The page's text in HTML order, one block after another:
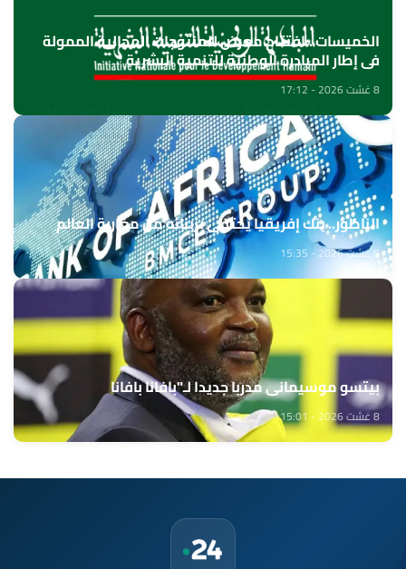
الخميسات ..افتتاح معرض للمنتوجات المجالية الممولة
في إطار المبادرة الوطنية للتنمية البشرية
8 غشت 2026 - 17:12
الناظور.. بنك إفريقيا يحتفي بزبنائه من مغاربة العالم
8 غشت 2026 - 15:35
بيتسو موسيماني مدربا جديدا لـ"بافانا بافانا
8 غشت 2026 - 15:01